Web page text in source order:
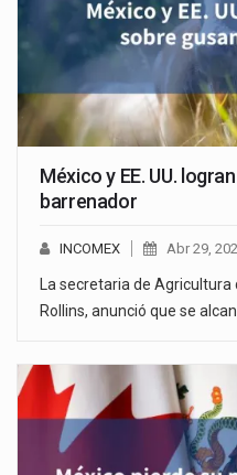
México y EE. UU.
barrenador
INCOMEX Abr 29,
La secretaria de
Rollins, anunció que se